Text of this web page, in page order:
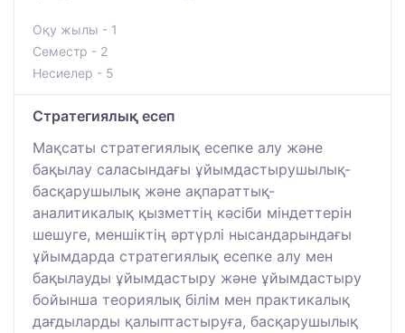
Оқу жылы - 1
Семестр - 2
Несиелер - 5
Стратегиялық есеп
Мақсаты стратегиялық есепке алу және
бақылау саласындағы ұйымдастырушылық-
басқарушылық және ақпараттық-
аналитикалық қызметтің кәсіби міндеттерін
шешуге, меншіктің әртүрлі нысандарындағы
ұйымдарда стратегиялық есепке алу мен
бақылауды ұйымдастыру және ұйымдастыру
бойынша теориялық білім мен практикалық
дағдыларды қалыптастыруға, басқарушылық